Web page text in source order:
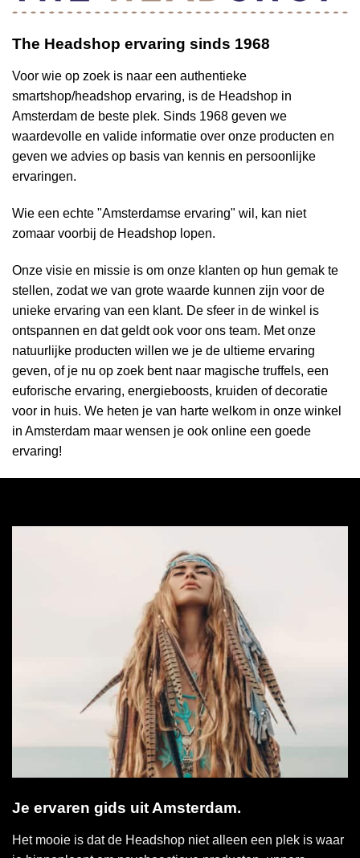
The Headshop ervaring sinds 1968
Voor wie op zoek is naar een authentieke
smartshop/headshop ervaring, is de Headshop in
Amsterdam de beste plek. Sinds 1968 geven we
waardevolle en valide informatie over onze producten en
geven we advies op basis van kennis en persoonlijke
ervaringen.
Wie een echte "Amsterdamse ervaring" wil, kan niet
zomaar voorbij de Headshop lopen.
Onze visie en missie is om onze klanten op hun gemak te
stellen, zodat we van grote waarde kunnen zijn voor de
unieke ervaring van een klant. De sfeer in de winkel is
ontspannen en dat geldt ook voor ons team. Met onze
natuurlijke producten willen we je de ultieme ervaring
geven, of je nu op zoek bent naar magische truffels, een
euforische ervaring, energieboosts, kruiden of decoratie
voor in huis. We heten je van harte welkom in onze winkel
in Amsterdam maar wensen je ook online een goede
ervaring!
Je ervaren gids uit Amsterdam.
Het mooie is dat de Headshop niet alleen een plek is waar